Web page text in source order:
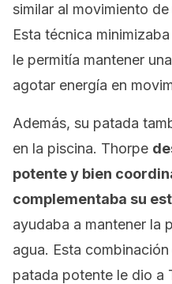
similar al movimiento
Esta técnica
le permitía mantener
agotar energía en
Además, su patada
en la piscina. Thorpe
potente y bien
complementaba su
ayudaba a mantener la
agua. Esta
patada potente le dio a